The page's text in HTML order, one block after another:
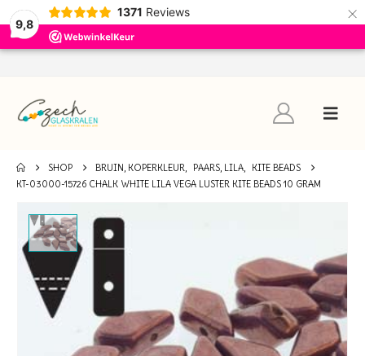
9,8
1371 Reviews ×
SHOP BRUIN, KOPERKLEUR, PAARS, LILA,
KITE BEADS
KT-03000-15726 CHALK WHITE LILA VEGA LUSTER KITE BEADS 10 GRAM